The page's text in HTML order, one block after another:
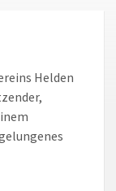
Helden